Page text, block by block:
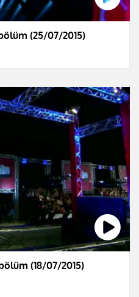
(25/07/2015)
(18/07/2015)